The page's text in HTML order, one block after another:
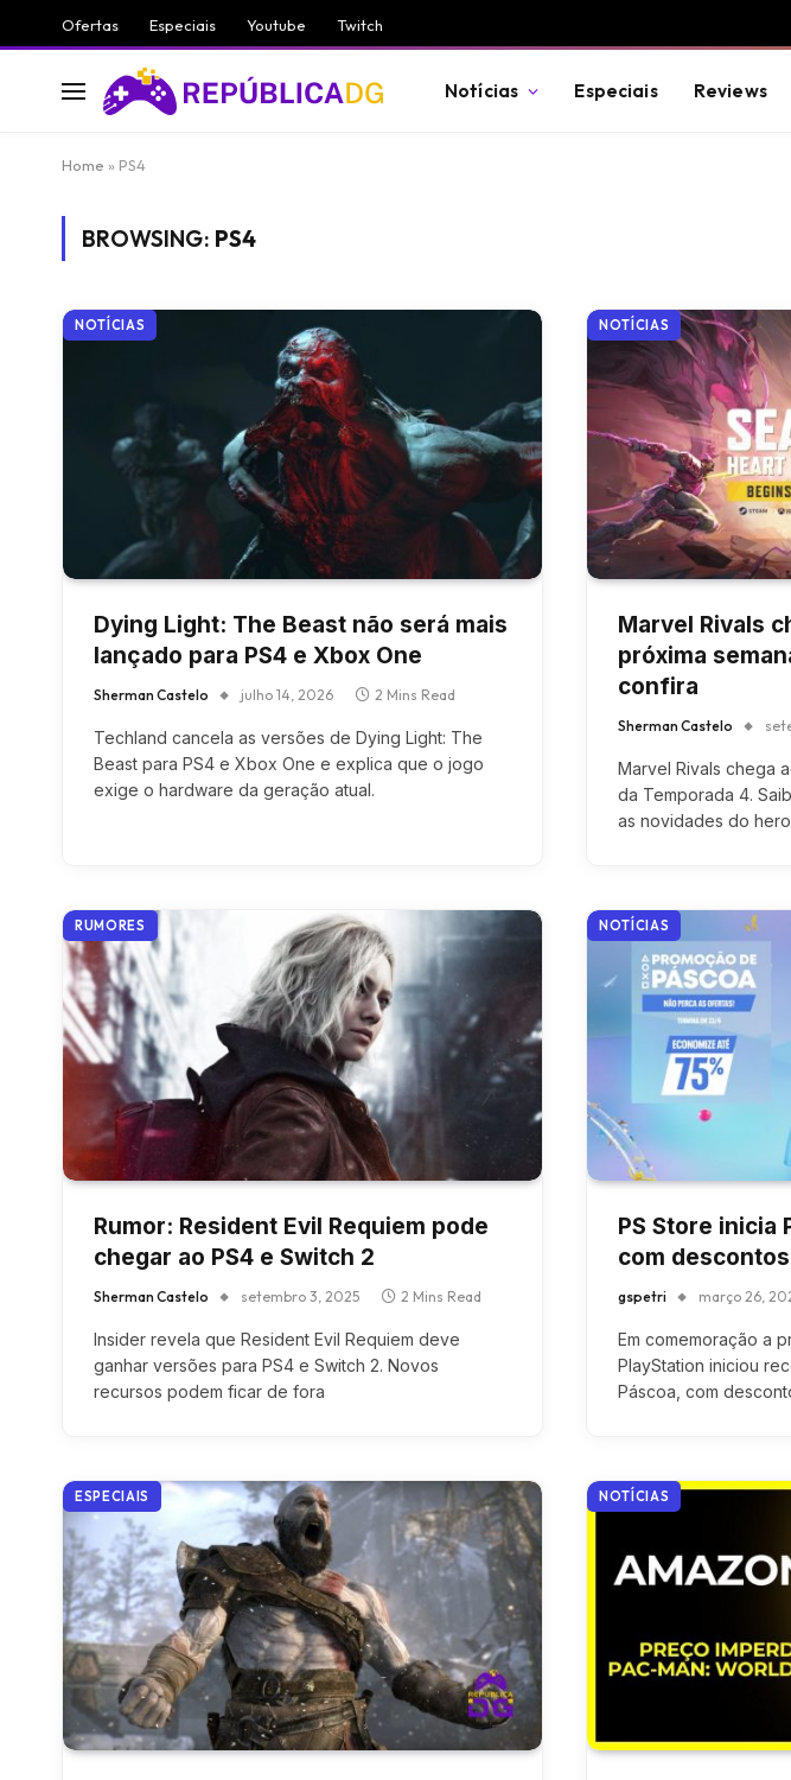
Ofertas Especiais Youtube Twitch
Notícias Especiais Reviews
Home » PS4
BROWSING: PS4
NOTÍCIAS
Dying Light: The Beast não será mais
lançado para PS4 e Xbox One
Sherman Castelo julho 14, 2026 2 Mins Read
Techland cancela as versões de Dying Light: The
Beast para PS4 e Xbox One e explica que o jogo
exige o hardware da geração atual.
NOTÍCIAS
Marvel Rivals
próxima
confira
Sherman Castelo
Marvel Rivals chega
da Temporada 4.
as novidades do
RUMORES
Rumor: Resident Evil Requiem pode
chegar ao PS4 e Switch 2
Sherman Castelo setembro 3, 2025 2 Mins Read
Insider revela que Resident Evil Requiem deve
ganhar versões para PS4 e Switch 2. Novos
recursos podem ficar de fora
NOTÍCIAS
PS Store inicia
com
gspetri março 26,
Em comemoração a
PlayStation iniciou
Páscoa, com
ESPECIAIS NOTÍCIAS